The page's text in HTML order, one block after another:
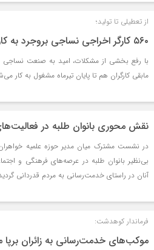
از تعطیلی تا تولید؛
۵۶۰ کارگر اخراجی نساجی بروجرد به کار بازگشتند
مابقی کارگران هم تا پایان تیرماه مشغول به کار
نقش محوری بانوان طلبه در
در نشست مشترک میان مدیر حوزه علمیه
بی‌نظیر بانوان طلبه در عرصه‌های فرهنگی و
آنان در راستای خدمت‌رسانی به مردم قدردانی
فرماندار کوهدشت:
موکب‌های خدمت‌رسانی به زائران